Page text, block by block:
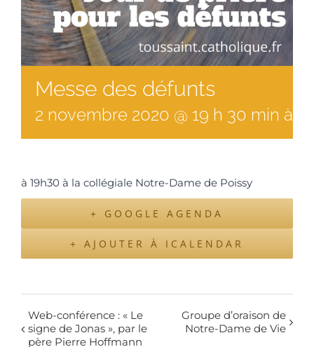
Messe des défunts
2 novembre 2020 @ 19 h 30 min à
à 19h30 à la collégiale Notre-Dame de Poissy
+ GOOGLE AGENDA
+ AJOUTER À ICALENDAR
Web-conférence : « Le
signe de Jonas », par le
père Pierre Hoffmann
Groupe d’oraison de
Notre-Dame de Vie